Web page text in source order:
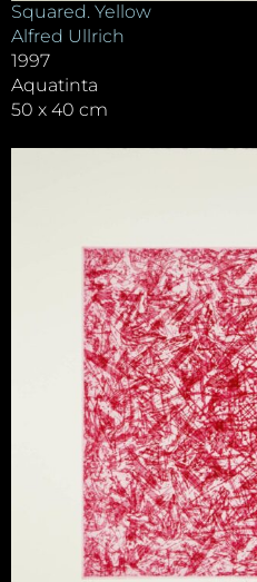
Squared. Yellow
Alfred Ullrich
1997
Aquatinta
50 x 40 cm